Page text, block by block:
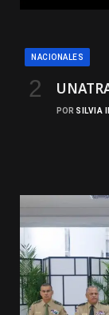
NACIONALES
POR SILVIA